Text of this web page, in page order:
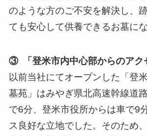
のような方のご不安を解決し、
ても安心して供養できるお墓に
③ 「登米市内中心部からのアク
以前当社にてオープンした「登
墓苑」はみやぎ県北高速幹線道
で6分、登米市役所からは車で9
ス良好な立地でした。そのため